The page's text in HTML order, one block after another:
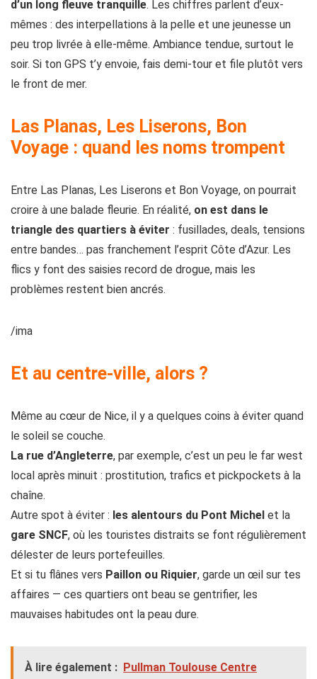
d’un long fleuve tranquille. Les chiffres parlent d’eux-
mêmes : des interpellations à la pelle et une jeunesse un
peu trop livrée à elle-même. Ambiance tendue, surtout le
soir. Si ton GPS t’y envoie, fais demi-tour et file plutôt vers
le front de mer.
Las Planas, Les Liserons, Bon
Voyage : quand les noms trompent
Entre Las Planas, Les Liserons et Bon Voyage, on pourrait
croire à une balade fleurie. En réalité, on est dans le
triangle des quartiers à éviter : fusillades, deals, tensions
entre bandes… pas franchement l’esprit Côte d’Azur. Les
flics y font des saisies record de drogue, mais les
problèmes restent bien ancrés.
/ima
Et au centre-ville, alors ?
Même au cœur de Nice, il y a quelques coins à éviter quand
le soleil se couche.
La rue d’Angleterre, par exemple, c’est un peu le far west
local après minuit : prostitution, trafics et pickpockets à la
chaîne.
Autre spot à éviter : les alentours du Pont Michel et la
gare SNCF, où les touristes distraits se font régulièrement
délester de leurs portefeuilles.
Et si tu flânes vers Paillon ou Riquier, garde un œil sur tes
affaires — ces quartiers ont beau se gentrifier, les
mauvaises habitudes ont la peau dure.
À lire également : Pullman Toulouse Centre